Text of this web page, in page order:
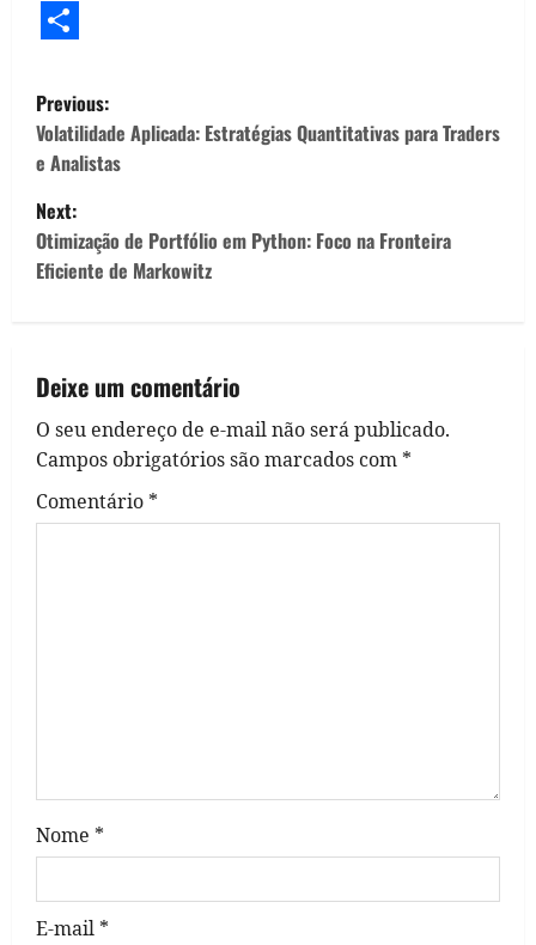
WhatsApp
P
o
s
t
n
v
i
g
Previous:
Volatilidade Aplicada: Estratégias Quantitativas para Traders
e Analistas
Next:
Otimização de Portfólio em Python: Foco na Fronteira
Eficiente de Markowitz
Deixe um comentário
O seu endereço de e-mail não será publicado.
Campos obrigatórios são marcados com *
Comentário *
Nome *
E-mail *